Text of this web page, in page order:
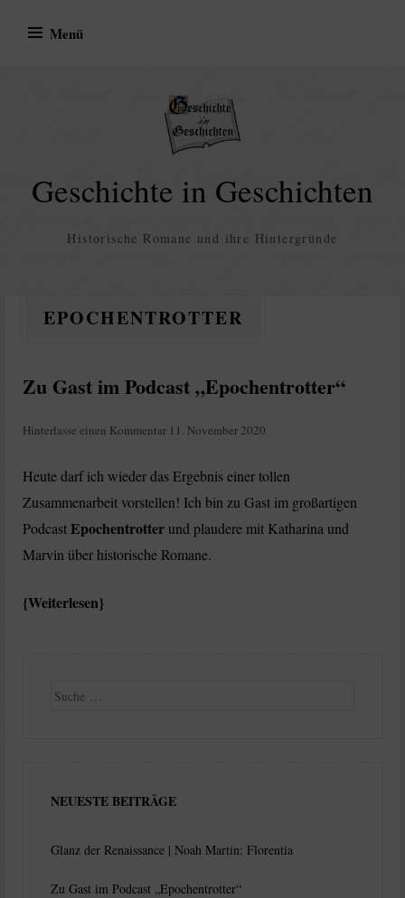
Inhalt
Menü
Geschichte in Geschichten
Historische Romane und ihre Hintergründe
EPOCHENTROTTER
Zu Gast im Podcast „Epochentrotter“
Hinterlasse einen Kommentar 11. November 2020
Heute darf ich wieder das Ergebnis einer tollen
Zusammenarbeit vorstellen! Ich bin zu Gast im großartigen
PodcastEpochentrotterund plaudere mit Katharina und
Marvin über historische Romane.
Weiterlesen
Suche
NEUESTE BEITRÄGE
Glanz der Renaissance | Noah Martin: Florentia
Zu Gast im Podcast „Epochentrotter“